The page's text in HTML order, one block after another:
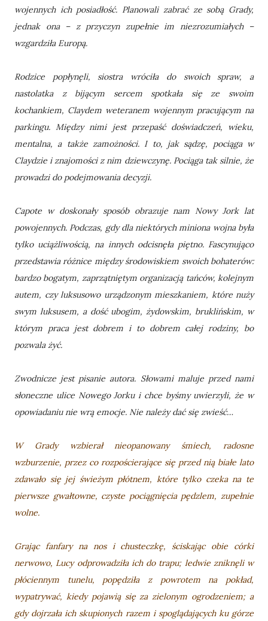
wojennych ich posiadłość. Planowali zabrać ze sobą Grady,
jednak ona – z przyczyn zupełnie im niezrozumiałych –
wzgardziła Europą.
Rodzice popłynęli, siostra wróciła do swoich spraw, a
nastolatka z bijącym sercem spotkała się ze swoim
kochankiem, Claydem weteranem wojennym pracującym na
parkingu. Między nimi jest przepaść doświadczeń, wieku,
mentalna, a także zamożności. I to, jak sądzę, pociąga w
Claydzie i znajomości z nim dziewczynę. Pociąga tak silnie, że
prowadzi do podejmowania decyzji.
Capote w doskonały sposób obrazuje nam Nowy Jork lat
powojennych. Podczas, gdy dla niektórych miniona wojna była
tylko uciążliwością, na innych odcisnęła piętno. Fascynująco
przedstawia różnice między środowiskiem swoich bohaterów:
bardzo bogatym, zaprzątniętym organizacją tańców, kolejnym
autem, czy luksusowo urządzonym mieszkaniem, które nuży
swym luksusem, a dość ubogim, żydowskim, bruklińskim, w
którym praca jest dobrem i to dobrem całej rodziny, bo
pozwala żyć.
Zwodnicze jest pisanie autora. Słowami maluje przed nami
słoneczne ulice Nowego Jorku i chce byśmy uwierzyli, że w
opowiadaniu nie wrą emocje. Nie należy dać się zwieść…
W Grady wzbierał nieopanowany śmiech, radosne
wzburzenie, przez co rozpościerające się przed nią białe lato
zdawało się jej świeżym płótnem, które tylko czeka na te
pierwsze gwałtowne, czyste pociągnięcia pędzlem, zupełnie
wolne.
Grając fanfary na nos i chusteczkę, ściskając obie córki
nerwowo, Lucy odprowadziła ich do trapu; ledwie zniknęli w
płóciennym tunelu, popędziła z powrotem na pokład,
wypatrywać, kiedy pojawią się za zielonym ogrodzeniem; a
gdy dojrzała ich skupionych razem i spoglądających ku górze